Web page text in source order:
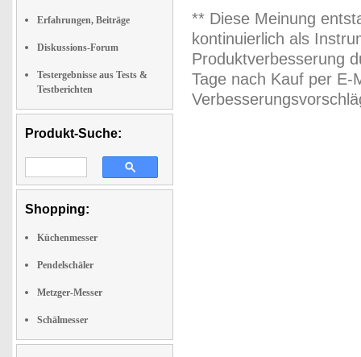
Erfahrungen, Beiträge
Diskussions-Forum
Testergebnisse aus Tests &
Testberichten
Produkt-Suche:
Shopping:
Küchenmesser
Pendelschäler
Metzger-Messer
Schälmesser
** Diese Meinung
kontinuierlich als
Produktverbesserung
Tage nach Kauf per E-